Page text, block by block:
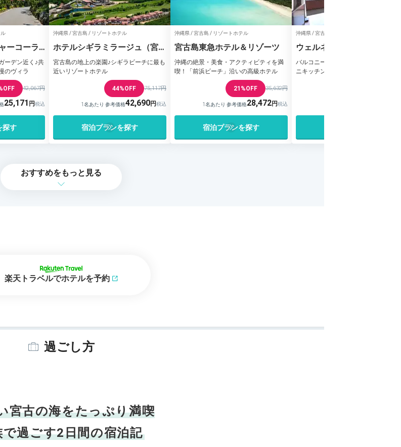
ーコーラ
ーデン近く♪共
のヴィラ
42,067円
25,171
探す
沖縄県 / 宮古島 / リゾートホテル
ホテルシギラミラージュ（宮古
島）
宮古島の地上の楽園♪シギラビーチに最も
近いリゾートホテル
44%OFF 75,117円
1名あたり 参考価格42,690
宿泊プランを探す
沖縄県 / 宮古島 / リゾートホテル
宮古島東急ホテル＆リゾーツ
沖縄の絶景・美食・アクティビティを満
喫！「前浜ビーチ」沿いの高級ホテル
21%OFF 35,632円
1名あたり 参考価格28,472
宿泊プランを探す
沖縄県 / 宮古島 / リゾートホテル
ウェルネスヴィラブリッサ
バルコニーから宮古島の海を一望♪全
ニキッチン付きの自炊可能なホテル
おすすめをもっと見る
楽天トラベルでホテルを予約
過ごし方
宮古の海をたっぷり満喫
で過ごす2日間の宿泊記